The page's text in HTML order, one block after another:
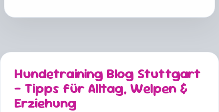
Hundetraining Blog Stuttgart
– Tipps für Alltag, Welpen &
Erziehung